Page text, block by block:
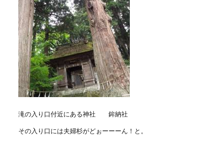
滝の入り口付近にある神社 鉾納社
その入り口には夫婦杉がどぉーーーん！と。